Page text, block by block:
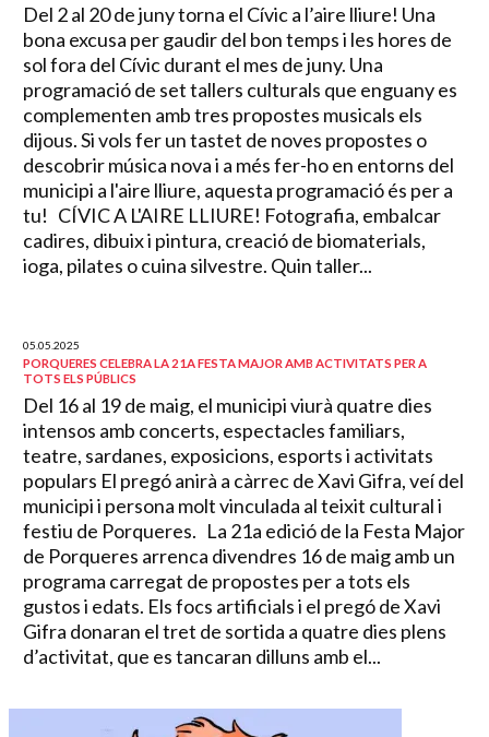
Del 2 al 20 de juny torna el Cívic a l’aire lliure! Una
bona excusa per gaudir del bon temps i les hores de
sol fora del Cívic durant el mes de juny. Una
programació de set tallers culturals que enguany es
complementen amb tres propostes musicals els
dijous. Si vols fer un tastet de noves propostes o
descobrir música nova i a més fer-ho en entorns del
municipi a l'aire lliure, aquesta programació és per a
tu! CÍVIC A L'AIRE LLIURE! Fotografia, embalcar
cadires, dibuix i pintura, creació de biomaterials,
ioga, pilates o cuina silvestre. Quin taller...
05.05.2025
PORQUERES CELEBRA LA 21A FESTA MAJOR AMB ACTIVITATS PER A
TOTS ELS PÚBLICS
Del 16 al 19 de maig, el municipi viurà quatre dies
intensos amb concerts, espectacles familiars,
teatre, sardanes, exposicions, esports i activitats
populars El pregó anirà a càrrec de Xavi Gifra, veí del
municipi i persona molt vinculada al teixit cultural i
festiu de Porqueres. La 21a edició de la Festa Major
de Porqueres arrenca divendres 16 de maig amb un
programa carregat de propostes per a tots els
gustos i edats. Els focs artificials i el pregó de Xavi
Gifra donaran el tret de sortida a quatre dies plens
d’activitat, que es tancaran dilluns amb el...